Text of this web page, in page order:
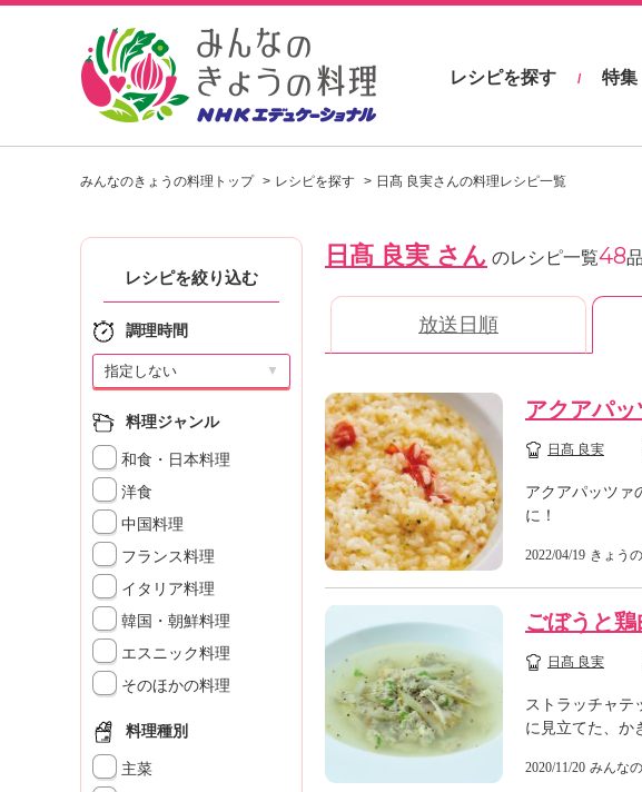
し
シ
を
よ
う
。
N
H
K
エ
デ
ケ
ー
ョ
ナ
ル
「
レシピを探す / 特集
みんなのきょうの料理トップ レシピを探す 日髙 良実さんの料理レシピ一覧
レシピを絞り込む
調理時間
▼
料理ジャンル
和食・日本料理
洋食
中国料理
フランス料理
イタリア料理
韓国・朝鮮料理
エスニック料理
そのほかの料理
料理種別
主菜
日髙 良実 さん のレシピ一覧48品
放送日順
アクアパ
日髙 良実
アクアパッツァ
に！
2022/04/19 きょう
ごぼうと
日髙 良実
ストラッチャテ
に見立てた、か
2020/11/20 みんな